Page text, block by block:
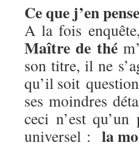
Ce que j’en
A la fois
Maître de thé
son titre, il ne
qu’il soit
ses moindres
ceci n’est
universel : la